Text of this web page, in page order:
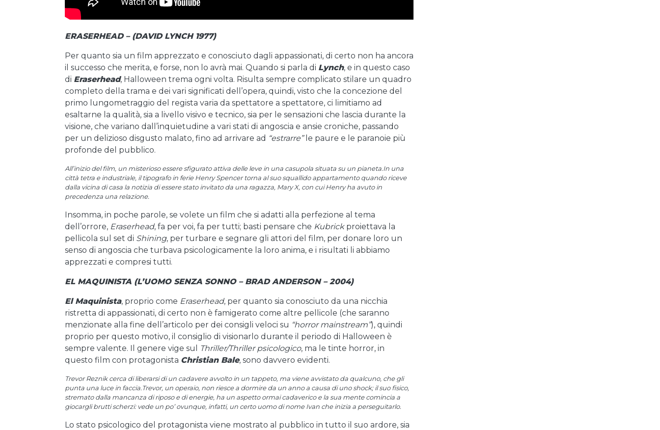
ERASERHEAD – (DAVID LYNCH 1977)
Per quanto sia un film apprezzato e conosciuto dagli appassionati, di certo non ha ancora
il successo che merita, e forse, non lo avrà mai. Quando si parla di Lynch, e in questo caso
di Eraserhead, Halloween trema ogni volta. Risulta sempre complicato stilare un quadro
completo della trama e dei vari significati dell’opera, quindi, visto che la concezione del
primo lungometraggio del regista varia da spettatore a spettatore, ci limitiamo ad
esaltarne la qualità, sia a livello visivo e tecnico, sia per le sensazioni che lascia durante la
visione, che variano dall’inquietudine a vari stati di angoscia e ansie croniche, passando
per un delizioso disgusto malato, fino ad arrivare ad “estrarre”le paure e le paranoie più
profonde del pubblico.
All’inizio del film, un misterioso essere sfigurato attiva delle leve in una casupola situata su un pianeta.In una
città tetra e industriale, il tipografo in ferie Henry Spencer torna al suo squallido appartamento quando riceve
dalla vicina di casa la notizia di essere stato invitato da una ragazza, Mary X, con cui Henry ha avuto in
precedenza una relazione.
Insomma, in poche parole, se volete un film che si adatti alla perfezione al tema
dell’orrore, Eraserhead, fa per voi, fa per tutti; basti pensare che Kubrickproiettava la
pellicola sul set di Shining, per turbare e segnare gli attori del film, per donare loro un
senso di angoscia che turbava psicologicamente la loro anima, e i risultati li abbiamo
apprezzati e compresi tutti.
EL MAQUINISTA (L’UOMO SENZA SONNO – BRAD ANDERSON – 2004)
El Maquinista, proprio come Eraserhead, per quanto sia conosciuto da una nicchia
ristretta di appassionati, di certo non è famigerato come altre pellicole (che saranno
menzionate alla fine dell’articolo per dei consigli veloci su “horror mainstream”), quindi
proprio per questo motivo, il consiglio di visionarlo durante il periodo di Halloween è
sempre valente. Il genere vige sul
Thriller/Thriller psicologico, ma le tinte horror, in
questo film con protagonista Christian Bale, sono davvero evidenti.
Trevor Reznik cerca di liberarsi di un cadavere avvolto in un tappeto, ma viene avvistato da qualcuno, che gli
punta una luce in faccia.Trevor, un operaio, non riesce a dormire da un anno a causa di uno shock; il suo fisico,
stremato dalla mancanza di riposo e di energie, ha un aspetto ormai cadaverico e la sua mente comincia a
giocargli brutti scherzi: vede un po’ ovunque, infatti, un certo uomo di nome Ivan che inizia a perseguitarlo.
Lo stato psicologico del protagonista viene mostrato al pubblico in tutto il suo ardore, sia